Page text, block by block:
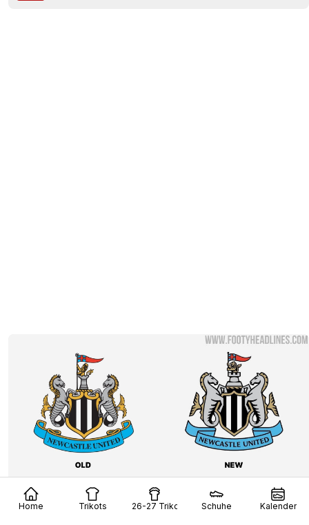
Home Trikots 26-27 Trikots Schuhe Kalender
Newcastle United stellt drei neue, extrem ähnliche